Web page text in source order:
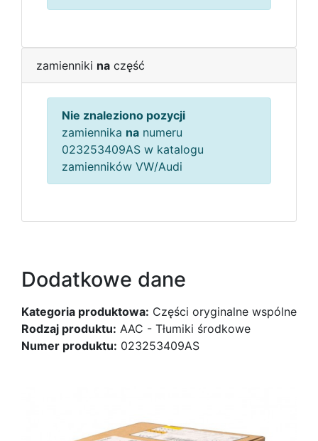
zamienniki na część
Nie znaleziono pozycji
zamiennika na numeru
023253409AS w katalogu
zamienników VW/Audi
Dodatkowe dane
Kategoria produktowa: Części oryginalne wspólne
Rodzaj produktu: AAC - Tłumiki środkowe
Numer produktu: 023253409AS